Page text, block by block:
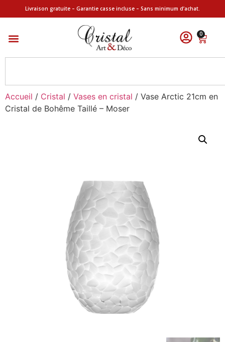
Livraison gratuite – Garantie casse incluse – Sans minimum d’achat.
0
Accueil / Cristal / Vases en cristal / Vase Arctic 21cm en
Cristal de Bohême Taillé – Moser